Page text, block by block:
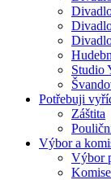
Studio
Potřebuji
Záštita
Výbor a
Výbor